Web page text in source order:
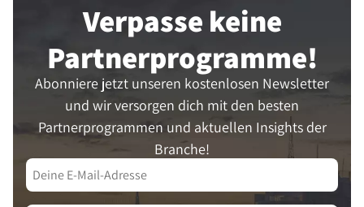
Verpasse keine
Partner­programme!
Abonniere jetzt unseren kostenlosen Newsletter
und wir versorgen dich mit den besten
Partnerprogrammen und aktuellen Insights der
Branche!